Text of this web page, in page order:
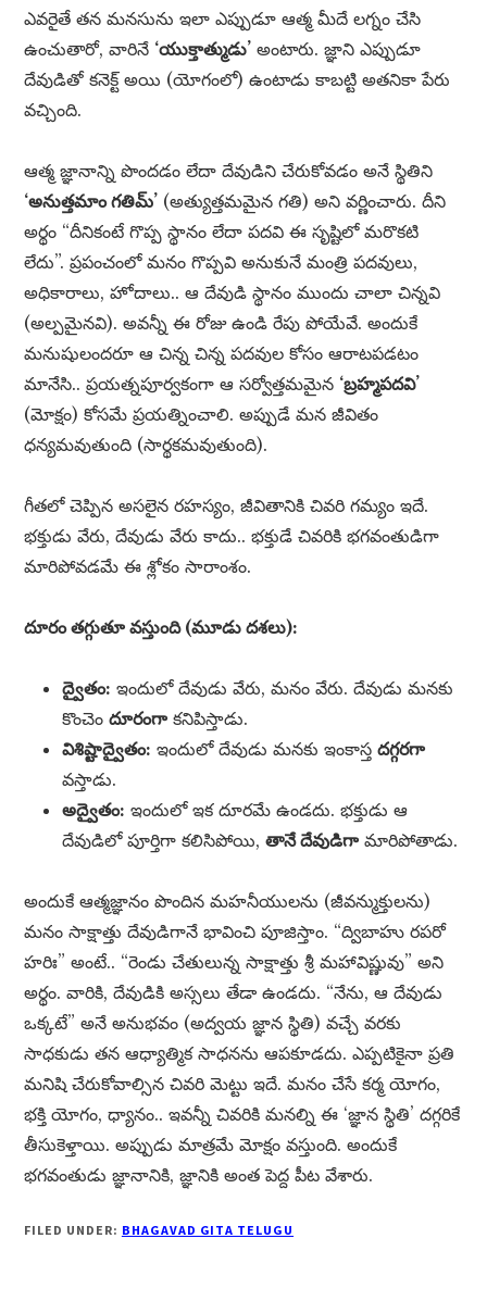
ఎవరైతే తన మనసును ఇలా ఎప్పుడూ ఆత్మ మీదే లగ్నం చేసి
ఉంచుతారో, వారినే ‘యుక్తాత్ముడు’ అంటారు. జ్ఞాని ఎప్పుడూ
దేవుడితో కనెక్ట్ అయి (యోగంలో) ఉంటాడు కాబట్టి అతనికా పేరు
వచ్చింది.
ఆత్మ జ్ఞానాన్ని పొందడం లేదా దేవుడిని చేరుకోవడం అనే స్థితిని
‘అనుత్తమాం గతిమ్’ (అత్యుత్తమమైన గతి) అని వర్ణించారు. దీని
అర్థం “దీనికంటే గొప్ప స్థానం లేదా పదవి ఈ సృష్టిలో మరొకటి
లేదు”. ప్రపంచంలో మనం గొప్పవి అనుకునే మంత్రి పదవులు,
అధికారాలు, హోదాలు.. ఆ దేవుడి స్థానం ముందు చాలా చిన్నవి
(అల్పమైనవి). అవన్నీ ఈ రోజు ఉండి రేపు పోయేవే. అందుకే
మనుషులందరూ ఆ చిన్న చిన్న పదవుల కోసం ఆరాటపడటం
మానేసి.. ప్రయత్నపూర్వకంగా ఆ సర్వోత్తమమైన ‘బ్రహ్మపదవి’
(మోక్షం) కోసమే ప్రయత్నించాలి. అప్పుడే మన జీవితం
ధన్యమవుతుంది (సార్థకమవుతుంది).
గీతలో చెప్పిన అసలైన రహస్యం, జీవితానికి చివరి గమ్యం ఇదే.
భక్తుడు వేరు, దేవుడు వేరు కాదు.. భక్తుడే చివరికి భగవంతుడిగా
మారిపోవడమే ఈ శ్లోకం సారాంశం.
దూరం తగ్గుతూ వస్తుంది (మూడు దశలు):
ద్వైతం: ఇందులో దేవుడు వేరు, మనం వేరు. దేవుడు మనకు
కొంచెందూరంగా కనిపిస్తాడు.
విశిష్టాద్వైతం: ఇందులో దేవుడు మనకు ఇంకాస్తదగ్గరగా
వస్తాడు.
అద్వైతం: ఇందులో ఇక దూరమే ఉండదు. భక్తుడు ఆ
దేవుడిలో పూర్తిగా కలిసిపోయి,తానే దేవుడిగా మారిపోతాడు.
అందుకే ఆత్మజ్ఞానం పొందిన మహనీయులను (జీవన్ముక్తులను)
మనం సాక్షాత్తు దేవుడిగానే భావించి పూజిస్తాం. “ద్విబాహు రపరో
హరిః” అంటే.. “రెండు చేతులున్న సాక్షాత్తు శ్రీ మహావిష్ణువు” అని
అర్థం. వారికి, దేవుడికి అస్సలు తేడా ఉండదు. “నేను, ఆ దేవుడు
ఒక్కటే” అనే అనుభవం (అద్వయ జ్ఞాన స్థితి) వచ్చే వరకు
సాధకుడు తన ఆధ్యాత్మిక సాధనను ఆపకూడదు. ఎప్పటికైనా ప్రతి
మనిషి చేరుకోవాల్సిన చివరి మెట్టు ఇదే. మనం చేసే కర్మ యోగం,
భక్తి యోగం, ధ్యానం.. ఇవన్నీ చివరికి మనల్ని ఈ ‘జ్ఞాన స్థితి’ దగ్గరికే
తీసుకెళ్తాయి. అప్పుడు మాత్రమే మోక్షం వస్తుంది. అందుకే
భగవంతుడు జ్ఞానానికి, జ్ఞానికి అంత పెద్ద పీట వేశారు.
FILED UNDER: BHAGAVAD GITA TELUGU